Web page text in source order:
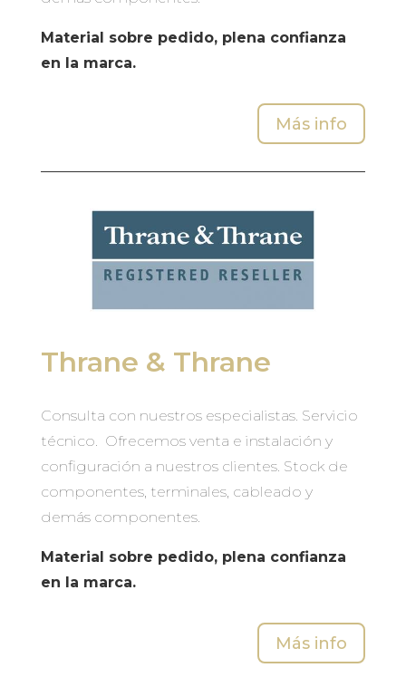
Material sobre pedido, plena confianza
en la marca.
Más info
Thrane & Thrane
Consulta con nuestros especialistas. Servicio
técnico. Ofrecemos venta e instalación y
configuración a nuestros clientes. Stock de
componentes, terminales, cableado y
demás componentes.
Material sobre pedido, plena confianza
en la marca.
Más info